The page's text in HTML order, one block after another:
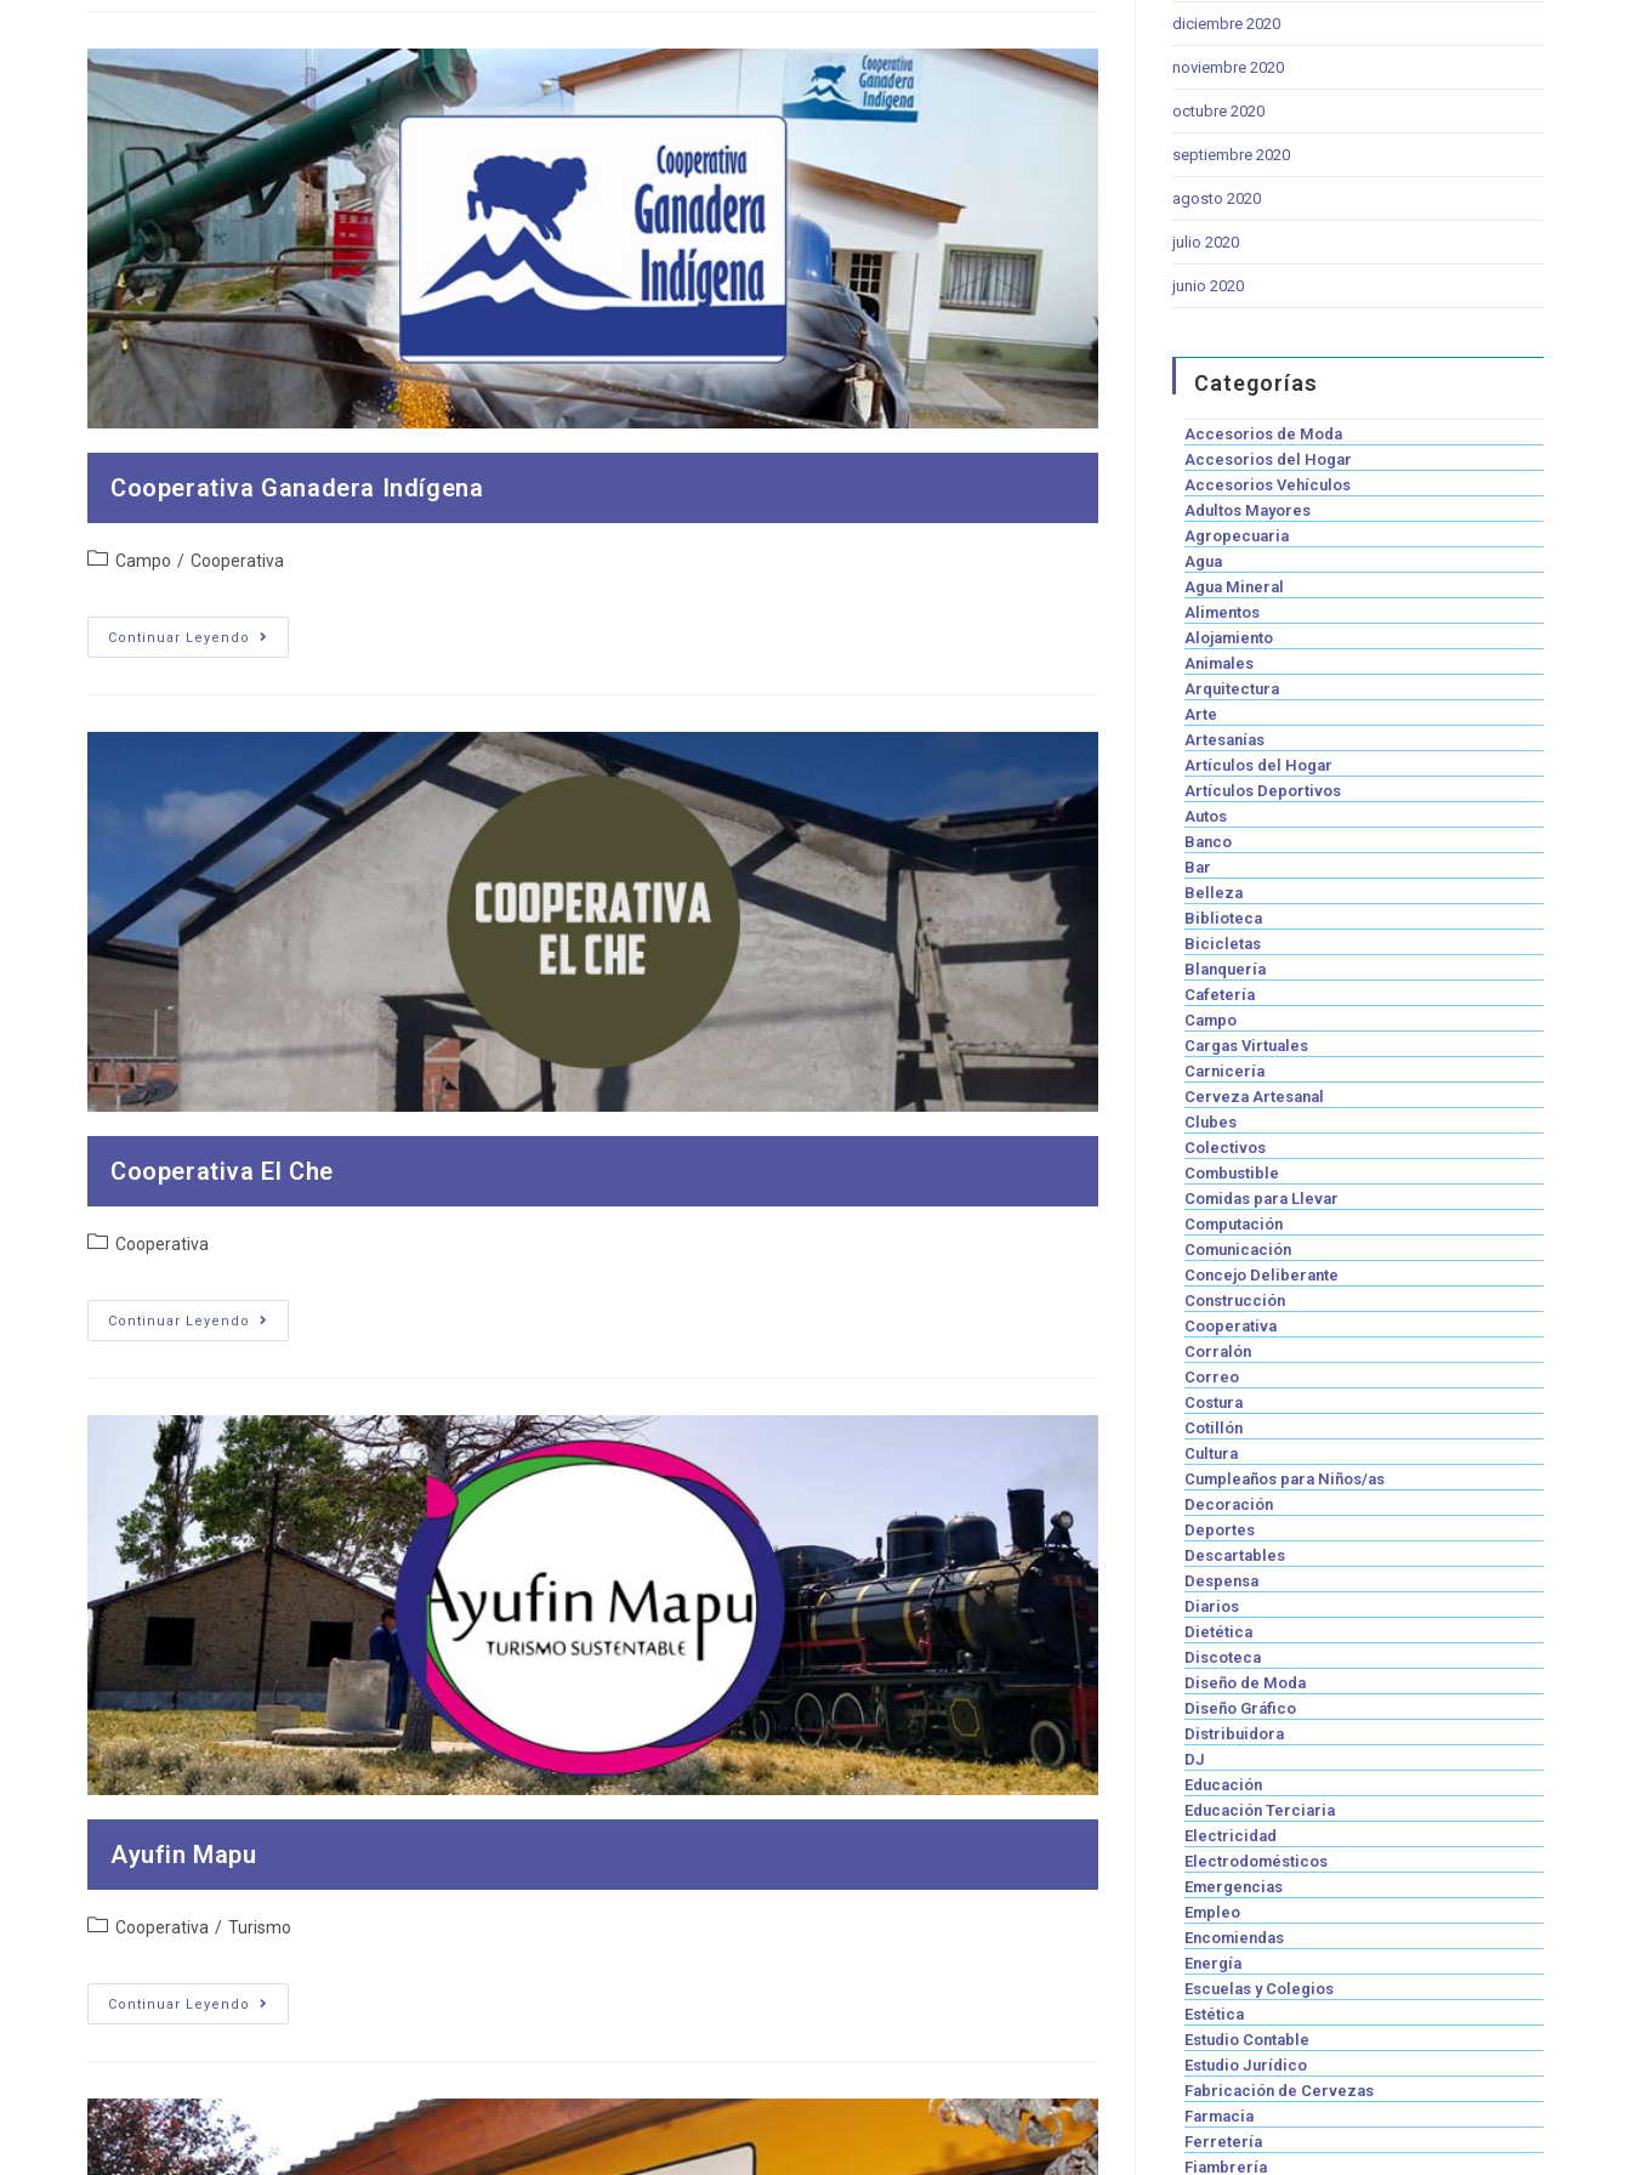
Cooperativa Ganadera Indígena
Categoría
entrada:
Campo / Cooperativa
Continuar Leyendo
Cooperativa
Ganadera
Cooperativa El Che
Categoría
entrada:
Cooperativa
Continuar Leyendo
Cooperativa
El
Ayufin Mapu
Categoría
entrada:
Cooperativa / Turismo
Continuar Leyendo
Ayufin
Mapu
diciembre 2020
noviembre 2020
octubre 2020
septiembre 2020
agosto 2020
julio 2020
junio 2020
Categorías
Accesorios de Moda
Accesorios del Hogar
Accesorios Vehículos
Adultos Mayores
Agropecuaria
Agua
Agua Mineral
Alimentos
Alojamiento
Animales
Arquitectura
Arte
Artesanías
Artículos del Hogar
Artículos Deportivos
Autos
Banco
Bar
Belleza
Biblioteca
Bicicletas
Blanquería
Cafetería
Campo
Cargas Virtuales
Carnicería
Cerveza Artesanal
Clubes
Colectivos
Combustible
Comidas para Llevar
Computación
Comunicación
Concejo Deliberante
Construcción
Cooperativa
Corralón
Correo
Costura
Cotillón
Cultura
Cumpleaños para Niños/as
Decoración
Deportes
Descartables
Despensa
Diarios
Dietética
Discoteca
Diseño de Moda
Diseño Gráfico
Distribuidora
DJ
Educación
Educación Terciaria
Electricidad
Electrodomésticos
Emergencias
Empleo
Encomiendas
Energía
Escuelas y Colegios
Estética
Estudio Contable
Estudio Jurídico
Fabricación de Cervezas
Farmacia
Ferretería
Fiambrería